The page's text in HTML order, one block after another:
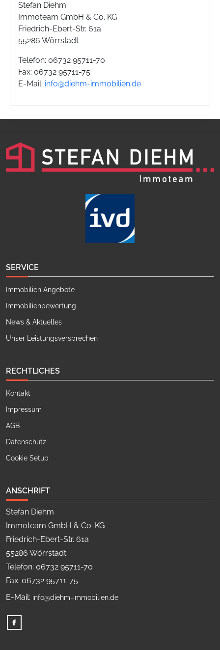
Stefan Diehm
Immoteam GmbH & Co. KG
Friedrich-Ebert-Str. 61a
55286 Wörrstadt
Telefon: 06732 95711-70
Fax: 06732 95711-75
E-Mail: info@diehm-immobilien.de
SERVICE
Immobilien Angebote
Immobilienbewertung
News & Aktuelles
Unser Leistungsversprechen
RECHTLICHES
Kontakt
Impressum
AGB
Datenschutz
Cookie Setup
ANSCHRIFT
Stefan Diehm
Immoteam GmbH & Co. KG
Friedrich-Ebert-Str. 61a
55286 Wörrstadt
Telefon: 06732 95711-70
Fax: 06732 95711-75
E-Mail: info@diehm-immobilien.de